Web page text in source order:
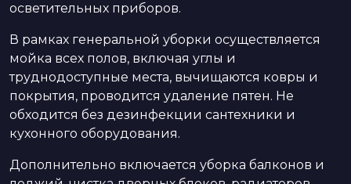
осветительных приборов.
В рамках генеральной уборки осуществляется
мойка всех полов, включая углы и
труднодоступные места, вычищаются ковры и
покрытия, проводится удаление пятен. Не
обходится без дезинфекции сантехники и
кухонного оборудования.
Дополнительно включается уборка балконов и